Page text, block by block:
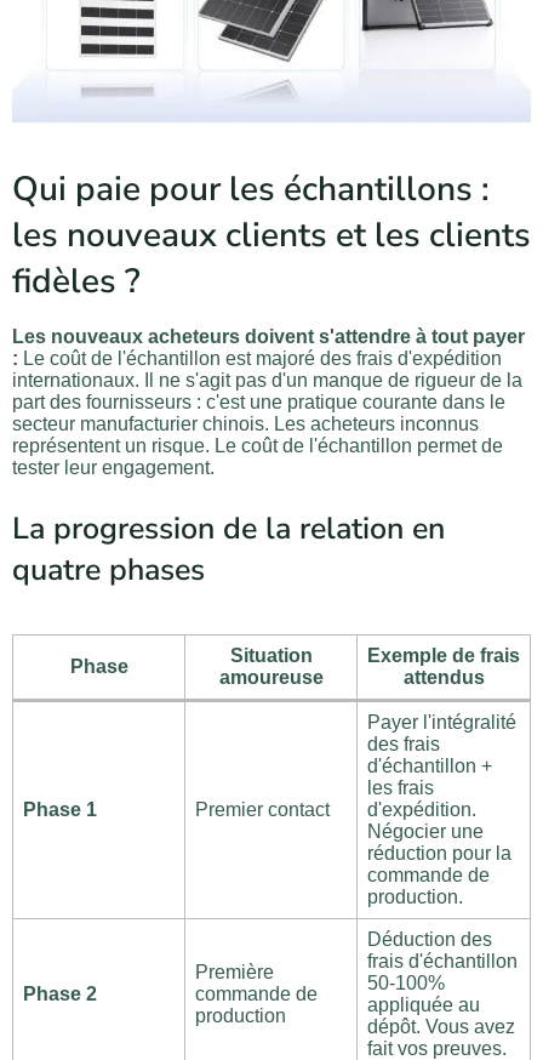
Qui paie pour les échantillons :
les nouveaux clients et les clients
fidèles ?
Les nouveaux acheteurs doivent s'attendre à tout payer
: Le coût de l'échantillon est majoré des frais d'expédition
internationaux. Il ne s'agit pas d'un manque de rigueur de la
part des fournisseurs : c'est une pratique courante dans le
secteur manufacturier chinois. Les acheteurs inconnus
représentent un risque. Le coût de l'échantillon permet de
tester leur engagement.
La progression de la relation en
quatre phases
Phase
Situation
amoureuse
Exemple de frais
attendus
Phase 1 Premier contact
Payer l'intégralité
des frais
d'échantillon +
les frais
d'expédition.
Négocier une
réduction pour la
commande de
production.
Phase 2
Première
commande de
production
Déduction des
frais d'échantillon
50-100%
appliquée au
dépôt. Vous avez
fait vos preuves.